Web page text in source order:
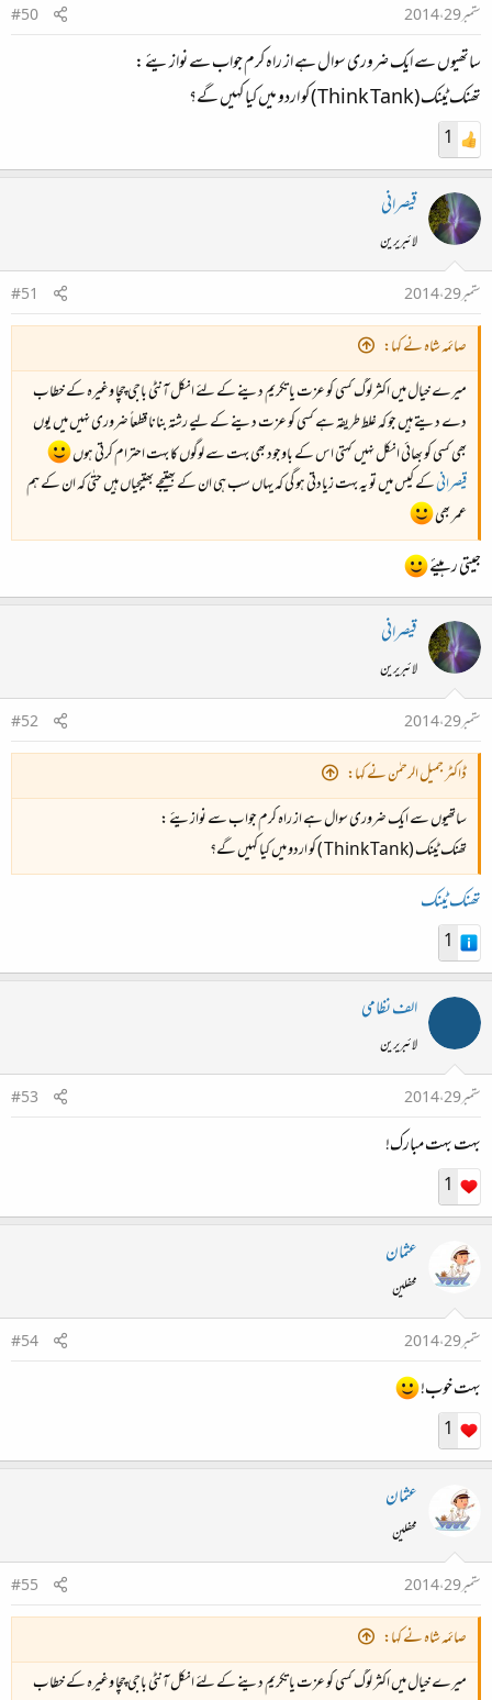
ستمبر 29، 2014 #50
ساتھیوں سے ایک ضروری سوال ہے از راہ کرم جواب سے نوازیئے :
تھنک ٹینک (Think Tank ) کو اردو میں کیا کہیں گے؟
1
قیصرانی
لائبریرین
ستمبر 29، 2014
#51
صائمہ شاہ نے کہا:
میرے خیال میں اکثر لوگ کسی کو عزت یا تکریم دینے کے لئے انکل آنٹی باجی چچا وغیرہ کے خطاب
دے دیتے ہیں جو کہ غلط طریقہ ہے کسی کو عزت دینے کے لیے رشتہ بنانا قطعاً ضروری نہیں میں یوں
بھی کسی کو بھائی انکل نہیں کہتی اس کے باوجود بھی بہت سے لوگوں کا بہت احترام کرتی ہوں
قیصرانیکے کیس میں تو یہ بہت زیادتی ہو گی کہ یہاں سب ہی ان کے بھتیجے بھتیجیاں ہیں حتٰی کہ ان کے ہم
عمر بھی
جیتی رہیئے
قیصرانی
لائبریرین
ستمبر 29، 2014
#52
ڈاکٹر جمیل الرحمٰن نے کہا:
ساتھیوں سے ایک ضروری سوال ہے از راہ کرم جواب سے نوازیئے :
تھنک ٹینک (Think Tank ) کو اردو میں کیا کہیں گے؟
تھنک ٹینک
1
الف نظامی
لائبریرین
ستمبر 29، 2014
#53
بہت بہت مبارک!
1
عثمان
محفلین
ستمبر 29، 2014
#54
بہت خوب!
1
عثمان
محفلین
ستمبر 29، 2014
#55
صائمہ شاہ نے کہا:
میرے خیال میں اکثر لوگ کسی کو عزت یا تکریم دینے کے لئے انکل آنٹی باجی چچا وغیرہ کے خطاب